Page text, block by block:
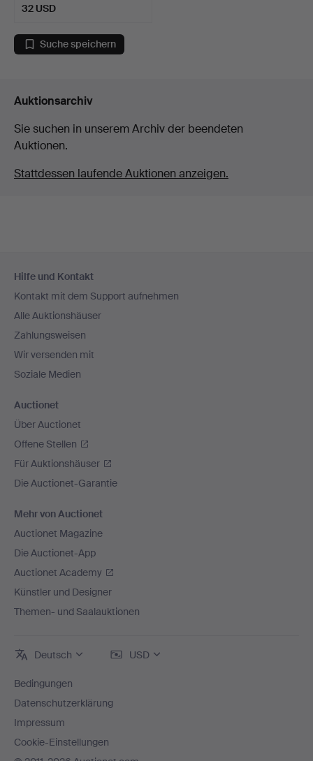
32 USD
Suche speichern
Auktionsarchiv
Sie suchen in unserem Archiv der beendeten
Auktionen.
Stattdessen laufende Auktionen anzeigen.
Navigation
Hilfe und Kontakt
Kontakt mit dem Support aufnehmen
Alle Auktionshäuser
Zahlungsweisen
Wir versenden mit
Soziale Medien
Auctionet
Über Auctionet
Offene Stellen
Für Auktionshäuser
Die Auctionet-Garantie
Mehr von Auctionet
Auctionet Magazine
Die Auctionet-App
Auctionet Academy
Künstler und Designer
Themen- und Saalauktionen
Deutsch USD
Bedingungen
Datenschutzerklärung
Impressum
Cookie-Einstellungen